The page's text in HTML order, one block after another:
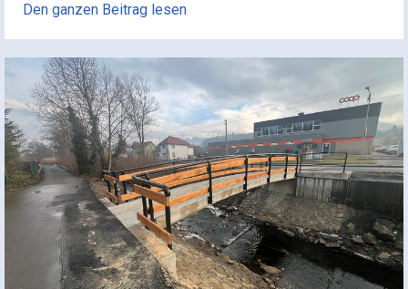
Den ganzen Beitrag lesen